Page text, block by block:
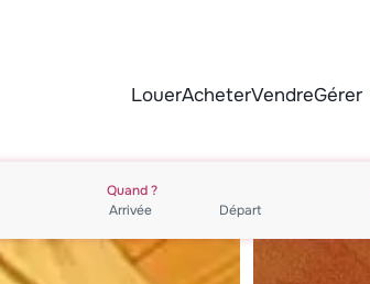
LouerAcheterVendreGérer
Quand ?